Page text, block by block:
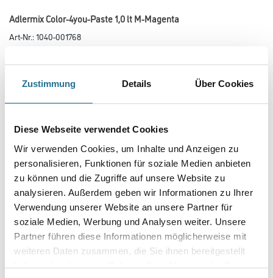
Zustimmung Details Über Cookies
Diese Webseite verwendet Cookies
Wir verwenden Cookies, um Inhalte und Anzeigen zu
personalisieren, Funktionen für soziale Medien anbieten
zu können und die Zugriffe auf unsere Website zu
analysieren. Außerdem geben wir Informationen zu Ihrer
Verwendung unserer Website an unsere Partner für
soziale Medien, Werbung und Analysen weiter. Unsere
Partner führen diese Informationen möglicherweise mit
weiteren Daten zusammen, die Sie ihnen bereitgestellt
haben oder die sie im Rahmen Ihrer Nutzung der Dienste
Adlermix Color-4you-Paste 1,0 lt M-Magenta
Art-Nr.:1040-001768
Farbtonbezeichnung
Gebinde
Umrechnungsfaktoren